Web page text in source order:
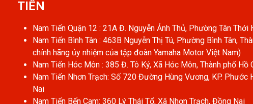
TIẾN​
Nam Tiến Quận 12 : 21A Đ. Nguyễn Ảnh Thủ, Phường Tân Thới
Nam Tiến Bình Tân : 463B Nguyễn Thị Tú, Phường Bình Tân,
chính hãng ủy nhiệm của tập đoàn Yamaha Motor Việt Nam)
Nam Tiến Hóc Môn : 385 Đ. Tô Ký, Xã Hóc Môn, Thành phố Hồ
Nam Tiến Nhơn Trạch: Số 720 Đường Hùng Vương, KP. Phước
Nai
Nam Tiến Bến Cam: 360 Lý Thái Tổ, Xã Nhơn Trạch, Đồng Nai